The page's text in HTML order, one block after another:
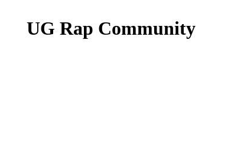
UG Rap Community